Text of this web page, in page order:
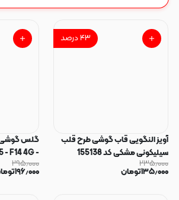
۴۳درصد
آویز النگویی قاب گوشی طرح قلب
سیلیکونی مشکی کد 155138
۲۳۵٫۰۰۰
۱۳۵٫۰۰۰تومان
F14 4G -
C65 -
X7A -
۲۹۵٫۰۰۰
۱۹۶٫۰۰۰